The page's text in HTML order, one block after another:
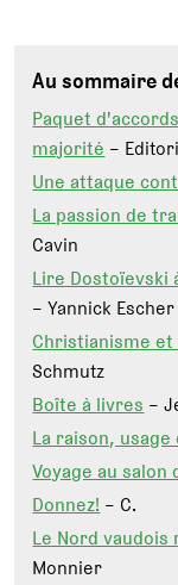
Au sommaire
Paquet
majorité–
Une attaque
La passion de
Cavin
Lire
– Yannick Escher
Christianisme
Schmutz
Boîte à livres–
La raison,
Voyage au
Donnez!– C.
Le Nord
Monnier